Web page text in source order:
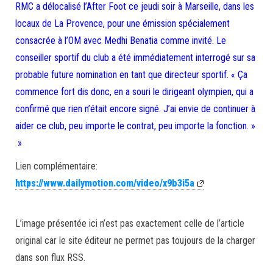
RMC a délocalisé l’After Foot ce jeudi soir à Marseille, dans les
locaux de La Provence, pour une émission spécialement
consacrée à l’OM avec Medhi Benatia comme invité. Le
conseiller sportif du club a été immédiatement interrogé sur sa
probable future nomination en tant que directeur sportif. « Ça
commence fort dis donc, en a souri le dirigeant olympien, qui a
confirmé que rien n’était encore signé. J’ai envie de continuer à
aider ce club, peu importe le contrat, peu importe la fonction. »
»
Lien complémentaire:
https://www.dailymotion.com/video/x9b3i5a
L’image présentée ici n’est pas exactement celle de l’article
original car le site éditeur ne permet pas toujours de la charger
dans son flux RSS.